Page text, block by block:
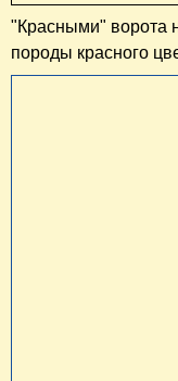
"Красными" ворота
породы красного